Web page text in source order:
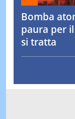
Bomba
paura per
si tratta